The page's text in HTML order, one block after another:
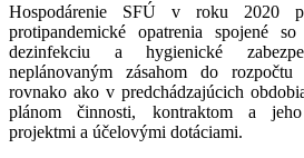
Hospodárenie SFÚ v roku 2020
protipandemické opatrenia spojené
dezinfekciu a hygienické
neplánovaným zásahom do
rovnako ako v predchádzajúcich
plánom činnosti, kontraktom a
projektmi a účelovými dotáciami.